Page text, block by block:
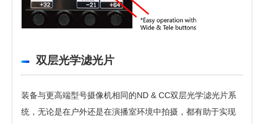
双层光学滤光片
装备与更高端型号摄像机相同的ND & CC双层光学滤光片系
统，无论是在户外还是在演播室环境中拍摄，都有助于实现